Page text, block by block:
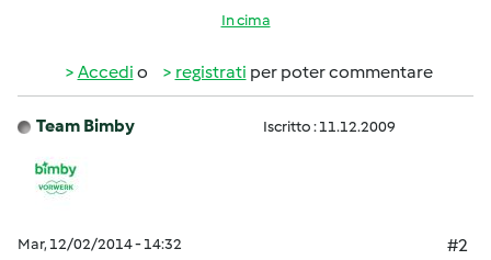
In cima
Accedi o registrati per poter commentare
Team Bimby Iscritto : 11.12.2009
Mar, 12/02/2014 - 14:32
#2